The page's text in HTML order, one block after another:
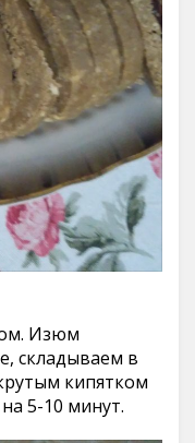
Изюм
складываем в
кипятком
5-10 минут.